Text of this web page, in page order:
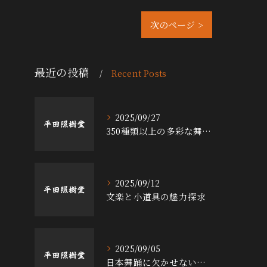
次のページ >
最近の投稿 Recent Posts
2025/09/27
350種類以上の多彩な舞台小道具の魅力
2025/09/12
文楽と小道具の魅力探求
2025/09/05
日本舞踊に欠かせない小道具の魅力